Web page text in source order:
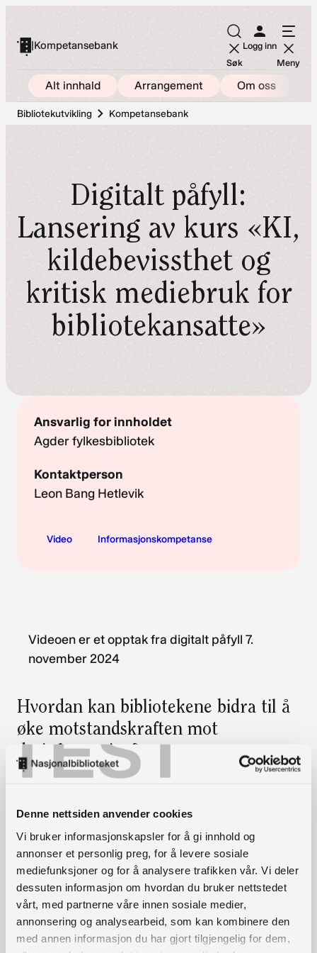
TEST
Denne nettsiden anvender cookies
Vi bruker informasjonskapsler for å gi innhold og
annonser et personlig preg, for å levere sosiale
mediefunksjoner og for å analysere trafikken vår. Vi deler
dessuten informasjon om hvordan du bruker nettstedet
vårt, med partnerne våre innen sosiale medier,
annonsering og analysearbeid, som kan kombinere den
med annen informasjon du har gjort tilgjengelig for dem,
innhold
|Kompetansebank
Søk
Logg inn
Meny
Alt innhald Arrangement Om oss
Bibliotekutvikling Kompetansebank
Digitalt påfyll:
Lansering av kurs «KI,
kildebevissthet og
kritisk mediebruk for
bibliotekansatte»
Ansvarlig for innholdet
Agder fylkesbibliotek
Kontaktperson
Leon Bang Hetlevik
Video Informasjonskompetanse
Videoen er et opptak fra digitalt påfyll 7.
november 2024
Hvordan kan bibliotekene bidra til å
øke motstandskraften mot
desinformasjon?
er å gi bibliotekansatte i hele landet kompetanse
og verktøy for å bidra til å øke motstandskraften
mot desinformasjon blant innbyggere i eget
nærmiljø/elever på egen skole.
Den interaktive utstillingen Jakten på